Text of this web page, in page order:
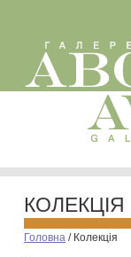
КОЛЕКЦІЯ
Головна / Колекція